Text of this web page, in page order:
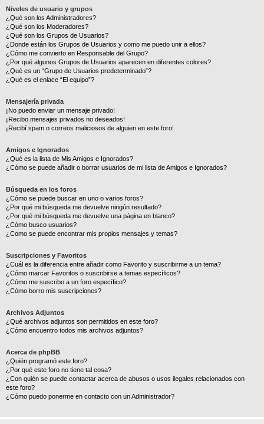
Niveles de usuario y grupos
¿Qué son los Administradores?
¿Qué son los Moderadores?
¿Qué son los Grupos de Usuarios?
¿Donde están los Grupos de Usuarios y como me puedo unir a ellos?
¿Cómo me convierto en Responsable del Grupo?
¿Por qué algunos Grupos de Usuarios aparecen en diferentes colores?
¿Qué es un “Grupo de Usuarios predeterminado”?
¿Qué es el enlace “El equipo”?
Mensajería privada
¡No puedo enviar un mensaje privado!
¡Recibo mensajes privados no deseados!
¡Recibí spam o correos maliciosos de alguien en este foro!
Amigos e Ignorados
¿Qué es la lista de Mis Amigos e Ignorados?
¿Cómo se puede añadir o borrar usuarios de mi lista de Amigos e Ignorados?
Búsqueda en los foros
¿Cómo se puede buscar en uno o varios foros?
¿Por qué mi búsqueda me devuelve ningún resultado?
¿Por qué mi búsqueda me devuelve una página en blanco?
¿Cómo busco usuarios?
¿Como se puede encontrar mis propios mensajes y temas?
Suscripciones y Favoritos
¿Cuál es la diferencia entre añadir como Favorito y suscribirme a un tema?
¿Cómo marcar Favoritos o suscribirse a temas específicos?
¿Cómo me suscribo a un foro específico?
¿Cómo borro mis suscripciones?
Archivos Adjuntos
¿Qué archivos adjuntos son permitidos en este foro?
¿Cómo encuentro todos mis archivos adjuntos?
Acerca de phpBB
¿Quién programó este foro?
¿Por qué este foro no tiene tal cosa?
¿Con quién se puede contactar acerca de abusos o usos ilegales relacionados con
este foro?
¿Cómo puedo ponerme en contacto con un Administrador?